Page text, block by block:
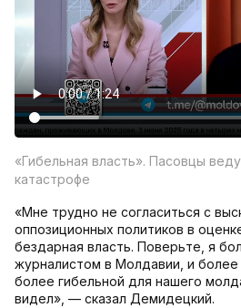
«Гибельная власть». Пасовцы
катастрофе
«Мне трудно не согласиться с
оппозиционных политиков в
бездарная власть. Поверьте, я
журналистом в Молдавии, и более
более гибельной для нашего
видел», — сказал Демидецкий.